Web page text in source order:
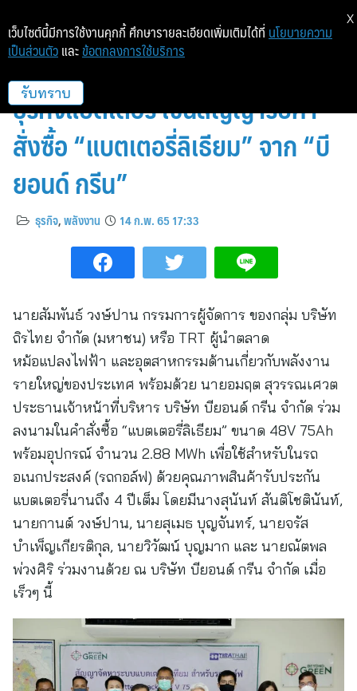
เปิดศักราชใหม่ “ถิรไทย” บุกตลาด
ธุรกิจแบตเตอรี่ เซ็นสัญญารับคำ
สั่งซื้อ “แบตเตอรี่ลิเธียม” จาก “บี
ยอนด์ กรีน”
ธุรกิจ,พลังงาน 14 ก.พ. 65 17:33
นายสัมพันธ์ วงษ์ปาน กรรมการผู้จัดการ ของกลุ่ม บริษัท
ถิรไทย จำกัด (มหาชน) หรือ TRT ผู้นำตลาด
หม้อแปลงไฟฟ้า และอุตสาหกรรมด้านเกี่ยวกับพลังงาน
รายใหญ่ของประเทศ พร้อมด้วย นายอมฤต สุวรรณเศวต
ประธานเจ้าหน้าที่บริหาร บริษัท บียอนด์ กรีน จำกัด ร่วม
ลงนามในคำสั่งซื้อ “แบตเตอรี่ลิเธียม” ขนาด 48V 75Ah
พร้อมอุปกรณ์ จำนวน 2.88 MWh เพื่อใช้สำหรับในรถ
อเนกประสงค์ (รถกอล์ฟ) ด้วยคุณภาพสินค้ารับประกัน
แบตเตอรี่นานถึง 4 ปีเต็ม โดยมีนางสุนันท์ สันติโชตินันท์,
นายกานต์ วงษ์ปาน, นายสุเมธ บุญจันทร์, นายจรัส
บำเพ็ญเกียรติกุล, นายวิวัฒน์ บุญมาก และ นายณัตพล
พ่วงศิริ ร่วมงานด้วย ณ บริษัท บียอนด์ กรีน จำกัด เมื่อ
เร็วๆ นี้
เว็บไซต์นี้มีการใช้งานคุกกี้ ศึกษารายละเอียดเพิ่มเติมได้ที่ นโยบายความ
เป็นส่วนตัว และ ข้อตกลงการใช้บริการ
รับทราบ
X